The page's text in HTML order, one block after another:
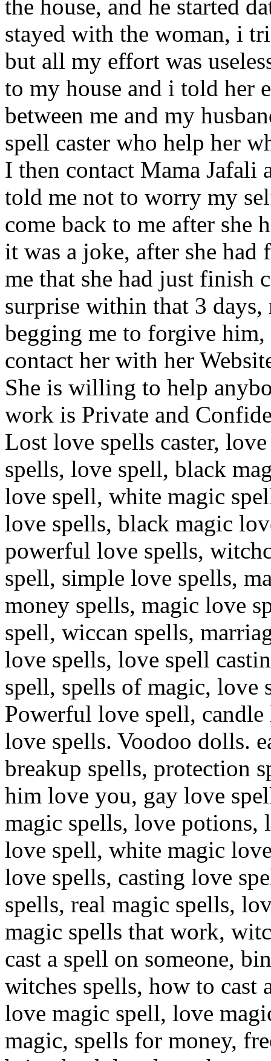
the house, and he started
stayed with the woman, i
but all my effort was
to my house and i told her
between me and my
spell caster who help her
I then contact Mama Jafali
told me not to worry my
come back to me after she
it was a joke, after she
me that she had just finish
surprise within that 3 days,
begging me to forgive
contact her with her
She is willing to help
work is Private and
Lost love spells caster,
spells, love spell, black
love spell, white magic
love spells, black magic
powerful love spells,
spell, simple love spells,
money spells, magic love
spell, wiccan spells,
love spells, love spell
spell, spells of magic, love
Powerful love spell,
love spells. Voodoo dolls.
breakup spells, protection
him love you, gay love
magic spells, love potions,
love spell, white magic
love spells, casting love
spells, real magic spells,
magic spells that work,
cast a spell on someone,
witches spells, how to cast
love magic spell, love
magic, spells for money,